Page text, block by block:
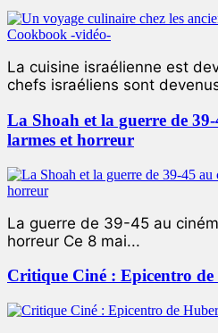
La cuisine israélienne est
chefs israéliens sont
La Shoah et la guerre de
larmes et horreur
La guerre de 39-45 au
horreur Ce 8 mai...
Critique Ciné : Epicentro